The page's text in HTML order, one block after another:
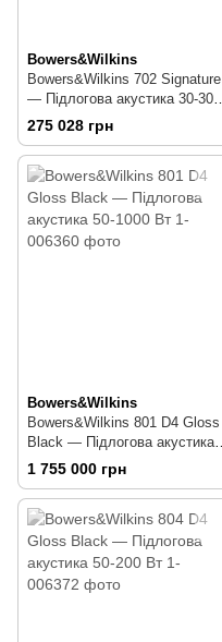
Bowers&Wilkins
Bowers&Wilkins 702 Signature
— Підлогова акустика 30-300
Вт
275 028 грн
Bowers&Wilkins
Bowers&Wilkins 801 D4 Gloss
Black — Підлогова акустика
50-1000 Вт
1 755 000 грн